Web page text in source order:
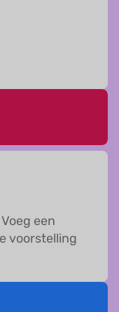
een
voorstelling